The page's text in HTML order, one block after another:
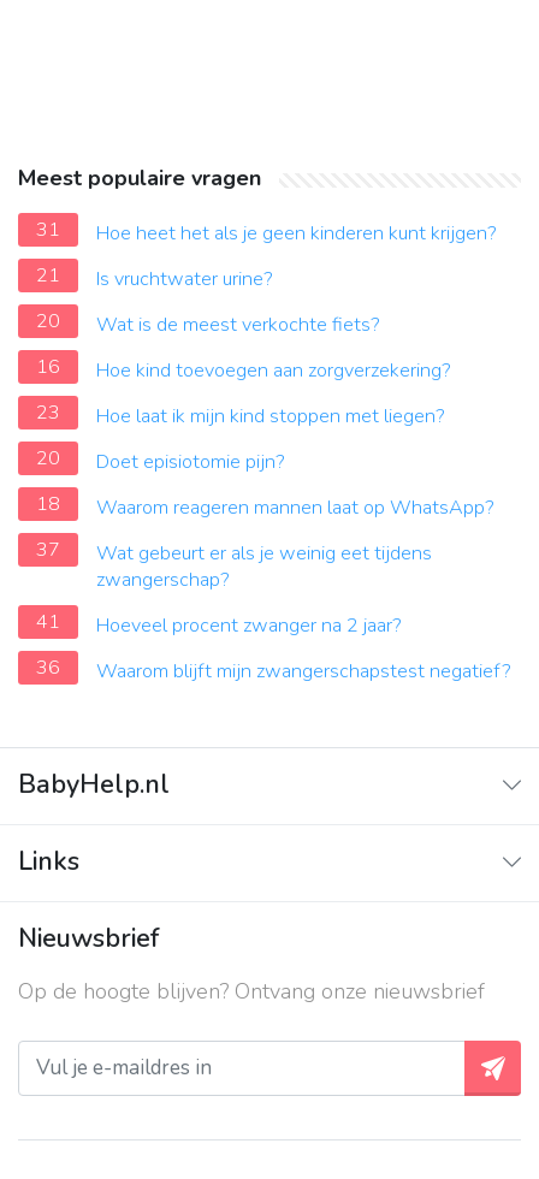
Meest populaire vragen
31
Hoe heet het als je geen kinderen kunt krijgen?
21
Is vruchtwater urine?
20
Wat is de meest verkochte fiets?
16
Hoe kind toevoegen aan zorgverzekering?
23
Hoe laat ik mijn kind stoppen met liegen?
20
Doet episiotomie pijn?
18
Waarom reageren mannen laat op WhatsApp?
37
Wat gebeurt er als je weinig eet tijdens
zwangerschap?
41
Hoeveel procent zwanger na 2 jaar?
36
Waarom blijft mijn zwangerschapstest negatief?
BabyHelp.nl
Vraag & Antwoord
Links
Contact
Over ons
Privacy beleid
Nieuwsbrief
Op de hoogte blijven? Ontvang onze nieuwsbrief